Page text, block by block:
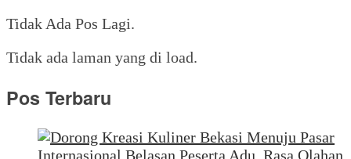
Tidak Ada Pos Lagi.
Tidak ada laman yang di load.
Pos Terbaru